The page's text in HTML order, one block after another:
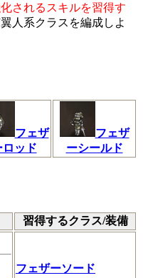
されるスキルを習得す
人系クラスを編成しよ
フェザ
ロッド
フェザ
ーシールド
習得するクラス/装備
フェザーソード